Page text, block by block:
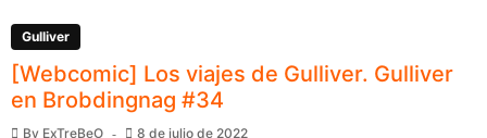
Gulliver
[Webcomic] Los viajes de Gulliver. Gulliver
en Brobdingnag #34
By ExTreBeO 8 de julio de 2022